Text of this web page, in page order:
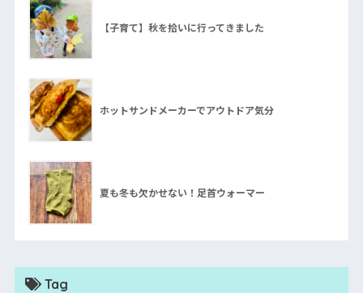
【子育て】秋を拾いに行ってきました
ホットサンドメーカーでアウトドア気分
夏も冬も欠かせない！足首ウォーマー
Tag